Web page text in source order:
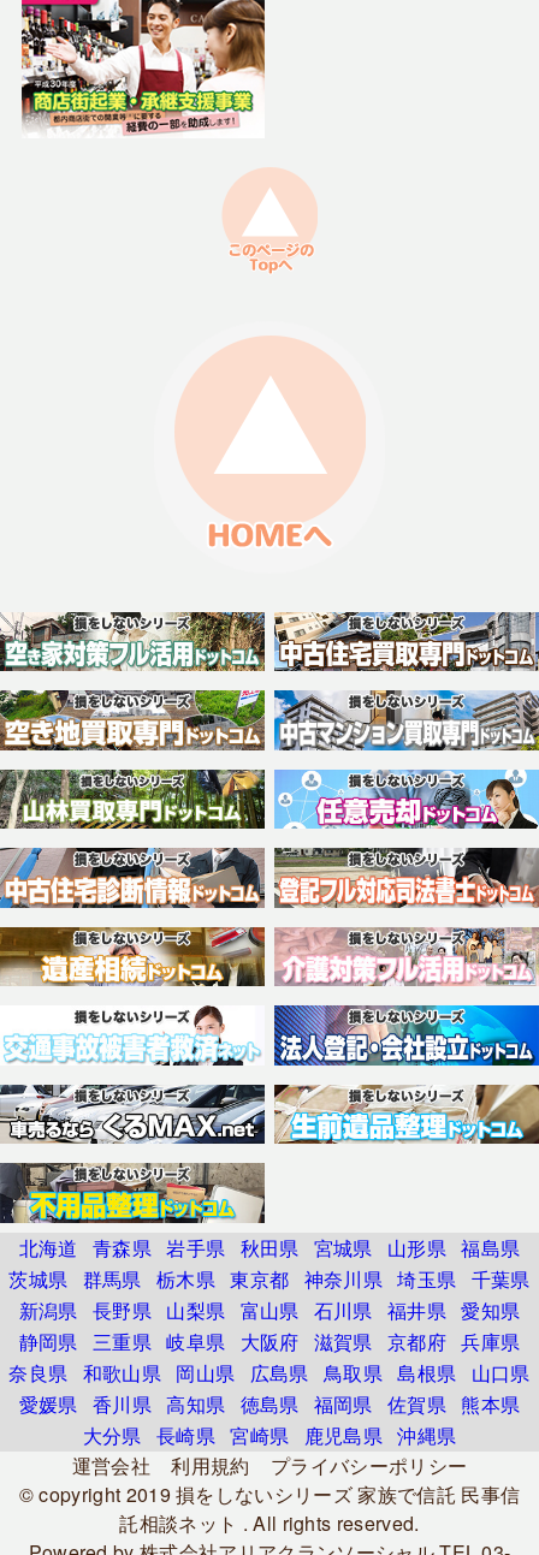
北海道 青森県 岩手県 秋田県 宮城県 山形県 福島県
茨城県
群馬県 栃木県 東京都 神奈川県 埼玉県
千葉県
新潟県
長野県 山梨県 富山県 石川県 福井県 愛知県
静岡県
三重県 岐阜県 大阪府 滋賀県 京都府 兵庫県
奈良県
和歌山県 岡山県 広島県 鳥取県 島根県
山口県
愛媛県
香川県 高知県 徳島県 福岡県 佐賀県
熊本県
大分県
長崎県 宮崎県 鹿児島県 沖縄県
運営会社
利用規約
プライバシーポリシー
© copyright 2019損をしないシリーズ 家族で信託 民事信
託相談ネット . All rights reserved.